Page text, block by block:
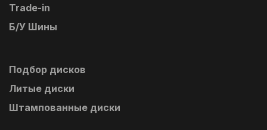
Trade-in
Б/У Шины
Подбор дисков
Литые диски
Штампованные диски